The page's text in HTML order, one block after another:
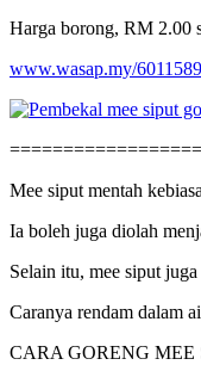
Harga borong, RM 2.00
www.wasap.my/
Mee siput mentah
Ia boleh juga diolah
Selain itu, mee siput
Caranya rendam dalam
CARA GORENG MEE